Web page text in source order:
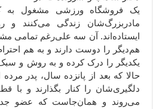
یک فروشگاه ورزشی مشغول به
مادربزرگ‌شان زندگی می‌کنند و
ایستاده‌اند. آن سه علی‌رغم تمامی
هم‌دیگر را دوست دارند و به هم
یکدیگر را درک کرده و به روش و
حالا که بعد از پانزده سال، پدر
دلگیری‌شان را کنار بگذارند و با
می‌روند و همان‌جاست که عضو